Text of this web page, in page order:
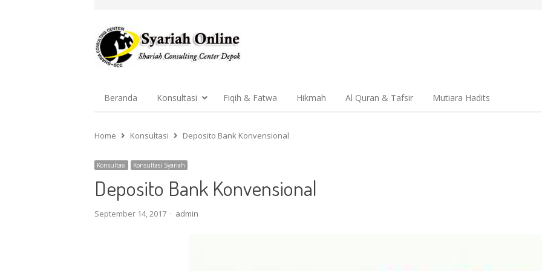
Beranda Konsultasi Fiqih & Fatwa Hikmah Al Quran & Tafsir Mutiara Hadits
Home
Konsultasi Deposito Bank Konvensional
Konsultasi Konsultasi Syariah
Deposito Bank Konvensional
September 14, 2017 Author
admin